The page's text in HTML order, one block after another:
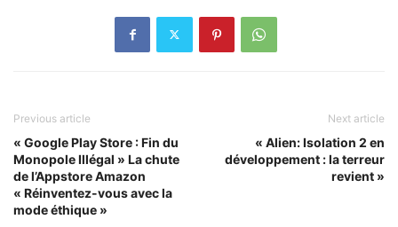
Previous article
« Google Play Store : Fin du
Monopole Illégal » La chute
de l’Appstore Amazon
« Réinventez-vous avec la
mode éthique »
Next article
« Alien: Isolation 2 en
développement : la terreur
revient »